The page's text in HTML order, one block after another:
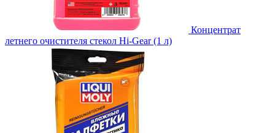
Концентрат
летнего очистителя стекол Hi-Gear (1 л)